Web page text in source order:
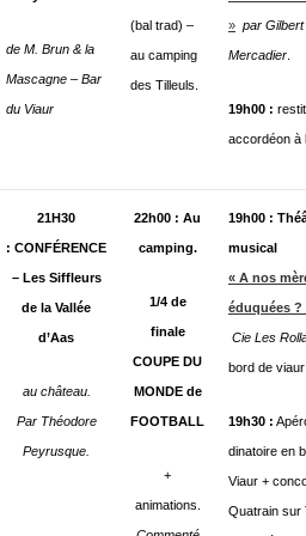
de M. Brun & la
Mascagne – Bar
du Viaur
(bal trad) –
au camping
des Tilleuls.
» par Gilbert
Mercadier
19h00 :
accordéon à
21H30
: CONFÉRENCE
– Les Siffleurs
de la Vallée
d’Aas
au château.
Par Théodore
Peyrusque.
22h00 : Au
camping.
1/4 de
finale
COUPE DU
MONDE de
FOOTBALL
+
animations.
19h00 :
musical
« A nos
éduquées ?
Cie Les
bord de viaur
19h30 :
dinatoire en
Viaur +
Quatrain sur